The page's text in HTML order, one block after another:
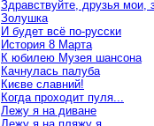
Здравствуйте, друзья мои,
Золушка
И будет всё по-русски
История 8 Марта
К юбилею Музея шансона
Качнулась палуба
Києве славний!
Когда проходит пуля...
Лежу я на диване